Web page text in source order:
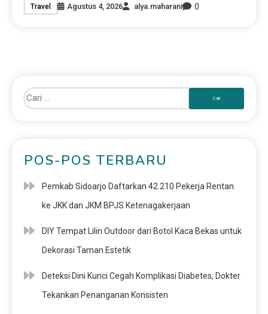
Travel Agustus 4, 2026 alya.maharani 0
POS-POS TERBARU
Pemkab Sidoarjo Daftarkan 42.210 Pekerja Rentan
ke JKK dan JKM BPJS Ketenagakerjaan
DIY Tempat Lilin Outdoor dari Botol Kaca Bekas untuk
Dekorasi Taman Estetik
Deteksi Dini Kunci Cegah Komplikasi Diabetes, Dokter
Tekankan Penanganan Konsisten